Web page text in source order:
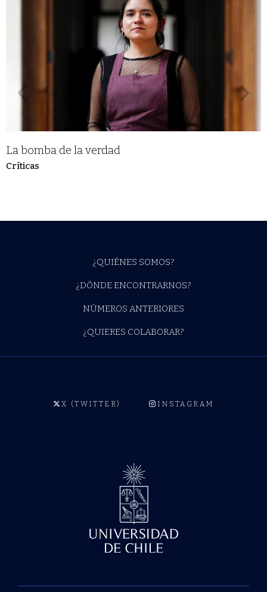
La bomba de la verdad
Críticas
¿QUIÉNES SOMOS?
¿DÓNDE ENCONTRARNOS?
NÚMEROS ANTERIORES
¿QUIERES COLABORAR?
X (TWITTER) INSTAGRAM